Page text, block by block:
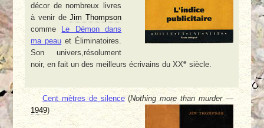
décor de nombreux livres
à venir deJim Thompson
comme
Le Démon dans
ma peau et Éliminatoires.
Son univers,résolument
noir, en fait un des meilleurs écrivains du XXe siècle.
Cent mètres de silence(Nothing more than murder—
1949)